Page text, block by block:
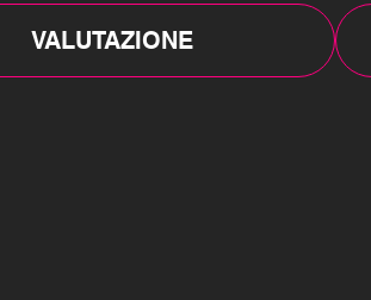
VALUTAZIONE